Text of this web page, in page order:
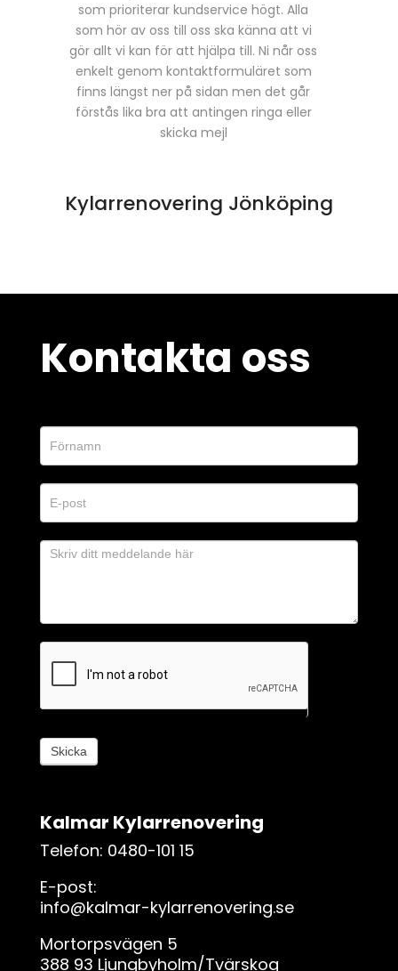
som prioriterar kundservice högt. Alla
som hör av oss till oss ska känna att vi
gör allt vi kan för att hjälpa till. Ni når oss
enkelt genom kontaktformuläret som
finns längst ner på sidan men det går
förstås lika bra att antingen ringa eller
skicka mejl
Kylarrenovering Jönköping
Kontakta oss
ä
r
s
k
l
ä
a
d
t
h
r
Skicka
Kalmar Kylarrenovering
Telefon: 0480-101 15
E-post:
info@kalmar-kylarrenovering.se
Mortorpsvägen 5
388 93 Ljungbyholm/Tvärskog